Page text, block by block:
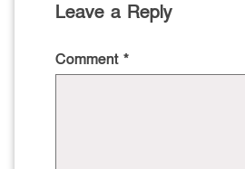
Leave a Reply
Comment *